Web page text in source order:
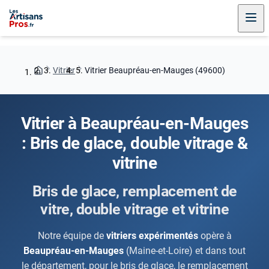
Vitrier Vitrier Beaupréau-en-Mauges (49600)
Vitrier à Beaupréau-en-Mauges
: Bris de glace, double vitrage &
vitrine
Bris de glace, remplacement de
vitre, double vitrage et vitrine
Notre équipe de vitriers expérimentésopère à
Beaupréau-en-Mauges (Maine-et-Loire) et dans tout
le département, pour le bris de glace, le remplacement